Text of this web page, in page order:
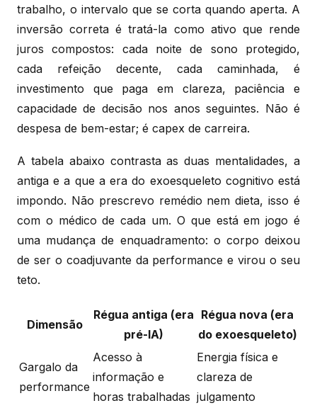
trabalho, o intervalo que se corta quando aperta. A
inversão correta é tratá-la como ativo que rende
juros compostos: cada noite de sono protegido,
cada refeição decente, cada caminhada, é
investimento que paga em clareza, paciência e
capacidade de decisão nos anos seguintes. Não é
despesa de bem-estar; é capex de carreira.
A tabela abaixo contrasta as duas mentalidades, a
antiga e a que a era do exoesqueleto cognitivo está
impondo. Não prescrevo remédio nem dieta, isso é
com o médico de cada um. O que está em jogo é
uma mudança de enquadramento: o corpo deixou
de ser o coadjuvante da performance e virou o seu
teto.
Dimensão
Régua antiga (era
pré-IA)
Régua nova (era
do exoesqueleto)
Gargalo da
performance
Acesso à
informação e
horas trabalhadas
Energia física e
clareza de
julgamento